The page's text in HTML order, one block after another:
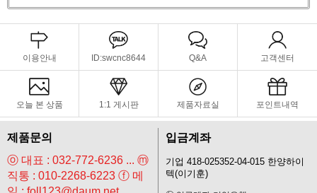
이용안내 ID:swcnc8644 Q&A 고객센터
오늘 본 상품 1:1 게시판 제품자료실 포인트내역
제품문의
ⓞ 대표 : 032-772-6236 ... ⓜ
직통 : 010-2268-6223 ⓕ 메
입금계좌
기업 418-025352-04-015 한양하이
텍(이기훈)